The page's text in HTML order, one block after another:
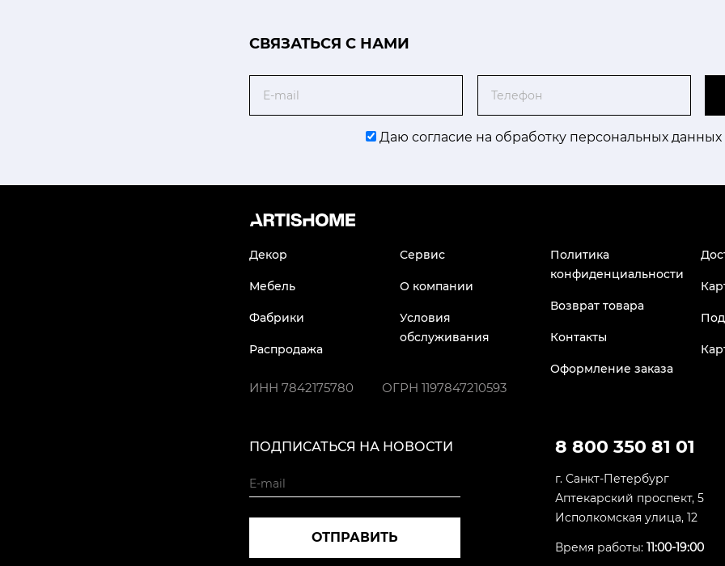
CВЯЗАТЬСЯ С НАМИ
Даю согласие на обработку персональных данных
Декор
Мебель
Фабрики
Распродажа
Сервис
О компании
Условия
обслуживания
Политика
конфиденциальности
Возврат товара
Контакты
Оформление заказа
ИНН 7842175780 ОГРН 1197847210593
8 800 350 81 01
г. Санкт-Петербург
Аптекарский проспект, 5
Исполкомская улица, 12
Время работы: 11:00-19:00
ПОДПИСАТЬСЯ НА НОВОСТИ
ОТПРАВИТЬ